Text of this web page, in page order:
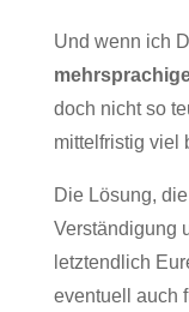
Und wenn ich
doch nicht so
mittelfristig viel
Die Lösung,
Verständigung
letztendlich
eventuell auch